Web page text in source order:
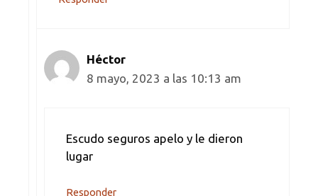
Héctor
8 mayo, 2023 a las 10:13 am
Escudo seguros apelo y le dieron
lugar
Responder